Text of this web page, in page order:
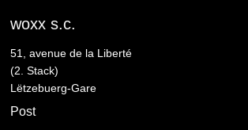
woxx s.c.
51, avenue de la Liberté
(2. Stack)
Lëtzebuerg-Gare
Post